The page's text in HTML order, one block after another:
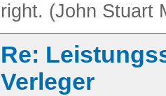
right. (John Stuart
Re:
Verleger